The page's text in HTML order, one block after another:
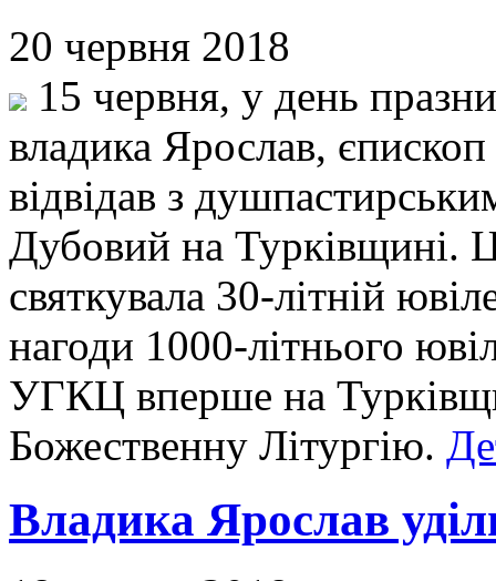
20 червня 2018
15 червня, у день
владика Ярослав,
відвідав з
Дубовий на Турківщині.
святкувала 30-літній
нагоди 1000-літнього
УГКЦ вперше на
Божественну Літургію.
Владика Ярослав